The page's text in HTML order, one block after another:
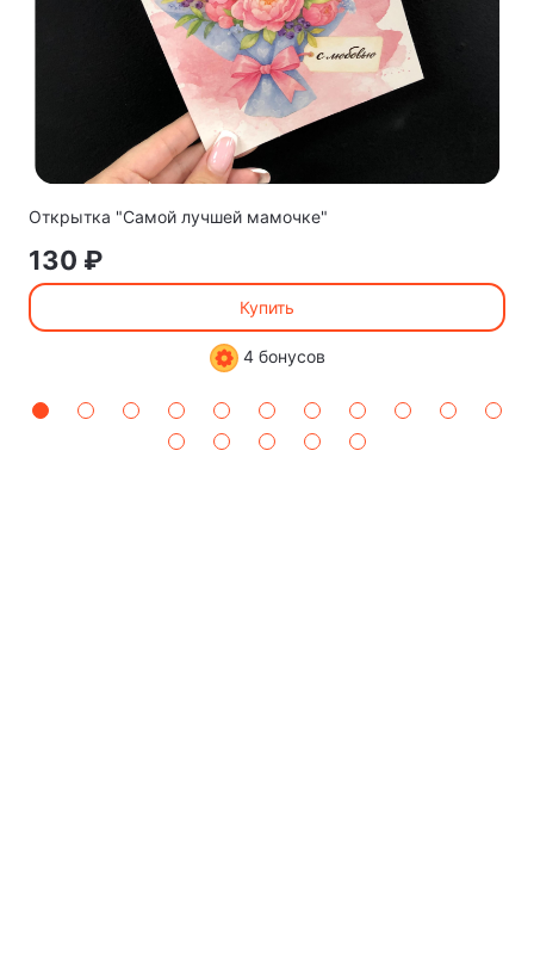
Открытка "Самой лучшей мамочке"
130 ₽
Купить
4 бонусов